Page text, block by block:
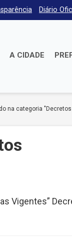
Diário
A CIDADE
na categoria
Vigentes”